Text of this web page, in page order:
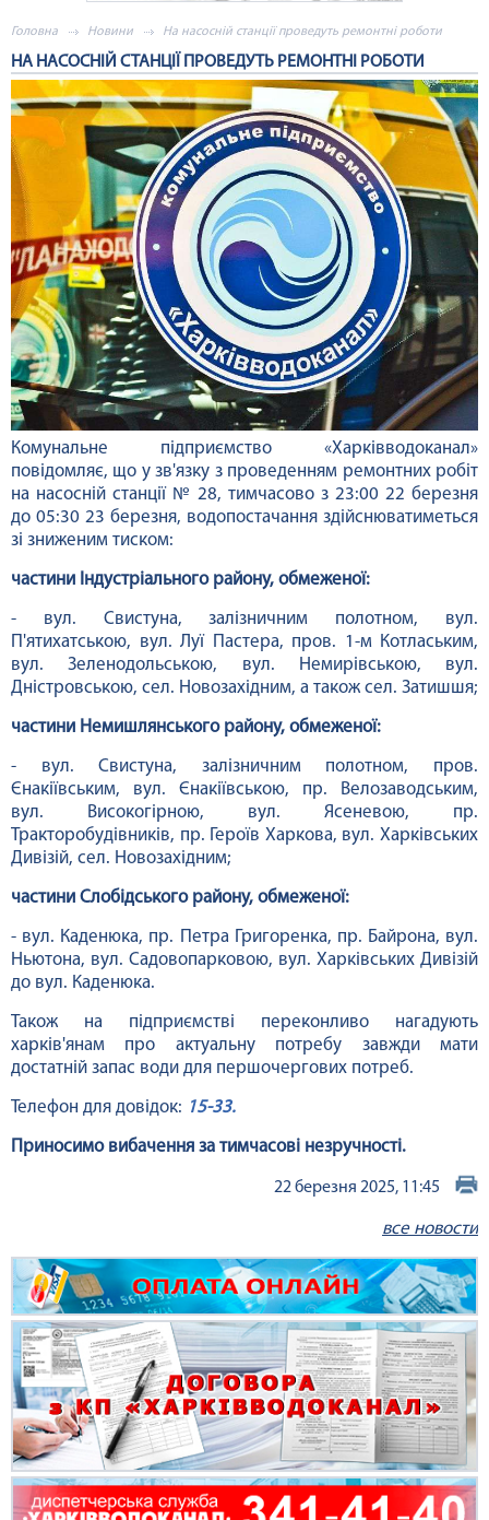
Головна Новини На насосній станції проведуть ремонтні роботи
НА НАСОСНІЙ СТАНЦІЇ ПРОВЕДУТЬ РЕМОНТНІ РОБОТИ
Комунальне підприємство «Харківводоканал»
повідомляє, що у зв'язку з проведенням ремонтних робіт
на насосній станції № 28, тимчасово з 23:00 22 березня
до 05:30 23 березня, водопостачання здійснюватиметься
зі зниженим тиском:
частини Індустріального району, обмеженої:
- вул. Свистуна, залізничним полотном, вул.
П'ятихатською, вул. Луї Пастера, пров. 1-м Котлаським,
вул. Зеленодольською, вул. Немирівською, вул.
Дністровською, сел. Новозахідним, а також сел. Затишшя;
частини Немишлянського району, обмеженої:
- вул. Свистуна, залізничним полотном, пров.
Єнакіївським, вул. Єнакіївською, пр. Велозаводським,
вул. Високогірною, вул. Ясеневою, пр.
Тракторобудівників, пр. Героїв Харкова, вул. Харківських
Дивізій, сел. Новозахідним;
частини Слобідського району, обмеженої:
- вул. Каденюка, пр. Петра Григоренка, пр. Байрона, вул.
Ньютона, вул. Садовопарковою, вул. Харківських Дивізій
до вул. Каденюка.
Також на підприємстві переконливо нагадують
харків'янам про актуальну потребу завжди мати
достатній запас води для першочергових потреб.
Телефон для довідок: 15-33.
Приносимо вибачення за тимчасові незручності.
22 березня 2025, 11:45
все новости